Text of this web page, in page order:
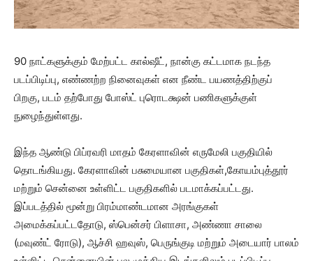
90 நாட்களுக்கும் மேற்பட்ட கால்ஷீட், நான்கு கட்டமாக நடந்த
படப்பிடிப்பு, எண்ணற்ற நினைவுகள் என நீண்ட பயணத்திற்குப்
பிறகு, படம் தற்போது போஸ்ட் புரொடக்ஷன் பணிகளுக்குள்
நுழைந்துள்ளது.
இந்த ஆண்டு பிப்ரவரி மாதம் கேரளாவின் எருமேலி பகுதியில்
தொடங்கியது. கேரளாவின் பசுமையான பகுதிகள்,கோயம்புத்தூர்
மற்றும் சென்னை உள்ளிட்ட பகுதிகளில் படமாக்கப்பட்டது.
இப்படத்தில் மூன்று பிரம்மாண்டமான அரங்குகள்
அமைக்கப்பட்டதோடு, ஸ்பென்சர் பிளாசா, அண்ணா சாலை
(மவுண்ட் ரோடு), ஆச்சி ஹவுஸ், பெருங்குடி மற்றும் அடையார் பாலம்